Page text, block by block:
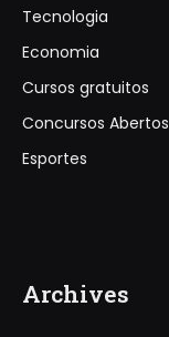
Tecnologia
Economia
Cursos gratuitos
Concursos Abertos
Esportes
Archives